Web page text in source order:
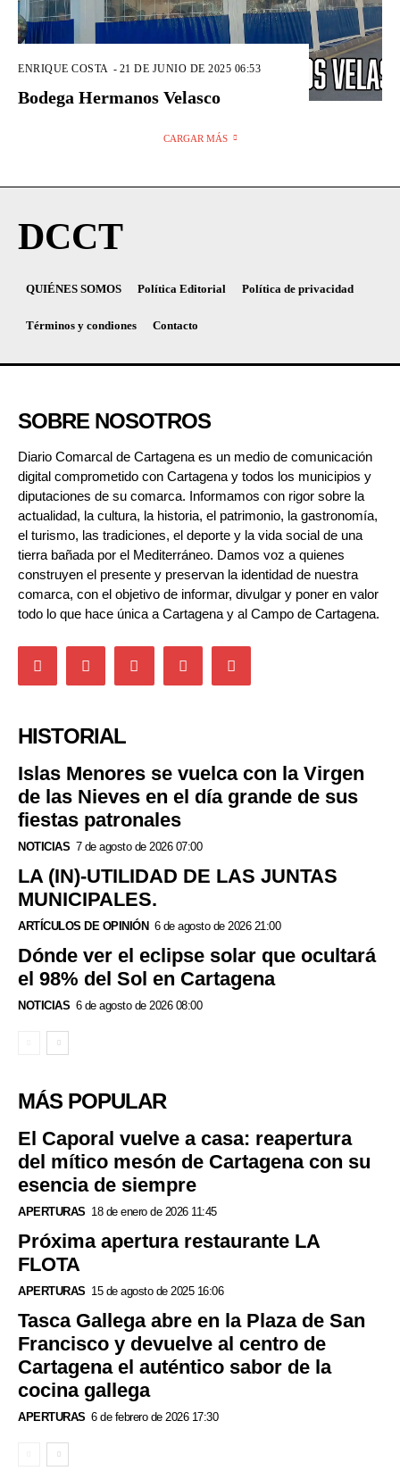
ENRIQUE COSTA - 21 DE JUNIO DE 2025 06:53
Bodega Hermanos Velasco
CARGAR MÁS
DCCT
QUIÉNES SOMOS Política Editorial Política de privacidad
Términos y condiones Contacto
SOBRE NOSOTROS
Diario Comarcal de Cartagena es un medio de comunicación
digital comprometido con Cartagena y todos los municipios y
diputaciones de su comarca. Informamos con rigor sobre la
actualidad, la cultura, la historia, el patrimonio, la gastronomía,
el turismo, las tradiciones, el deporte y la vida social de una
tierra bañada por el Mediterráneo. Damos voz a quienes
construyen el presente y preservan la identidad de nuestra
comarca, con el objetivo de informar, divulgar y poner en valor
todo lo que hace única a Cartagena y al Campo de Cartagena.
HISTORIAL
Islas Menores se vuelca con la Virgen
de las Nieves en el día grande de sus
fiestas patronales
NOTICIAS 7 de agosto de 2026 07:00
LA (IN)-UTILIDAD DE LAS JUNTAS
MUNICIPALES.
ARTÍCULOS DE OPINIÓN 6 de agosto de 2026 21:00
Dónde ver el eclipse solar que ocultará
el 98% del Sol en Cartagena
NOTICIAS 6 de agosto de 2026 08:00
MÁS POPULAR
El Caporal vuelve a casa: reapertura
del mítico mesón de Cartagena con su
esencia de siempre
APERTURAS 18 de enero de 2026 11:45
Próxima apertura restaurante LA
FLOTA
APERTURAS 15 de agosto de 2025 16:06
Tasca Gallega abre en la Plaza de San
Francisco y devuelve al centro de
Cartagena el auténtico sabor de la
cocina gallega
APERTURAS 6 de febrero de 2026 17:30